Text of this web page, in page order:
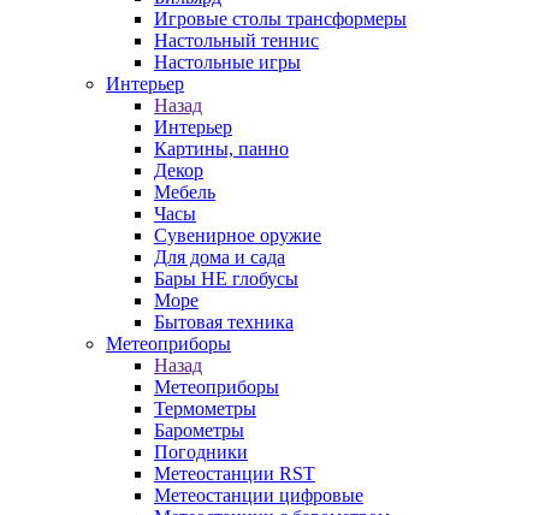
Игровые столы трансформеры
Настольный теннис
Настольные игры
Интерьер
Назад
Интерьер
Картины, панно
Декор
Мебель
Часы
Сувенирное оружие
Для дома и сада
Бары НЕ глобусы
Море
Бытовая техника
Метеоприборы
Назад
Метеоприборы
Термометры
Барометры
Погодники
Метеостанции RST
Метеостанции цифровые